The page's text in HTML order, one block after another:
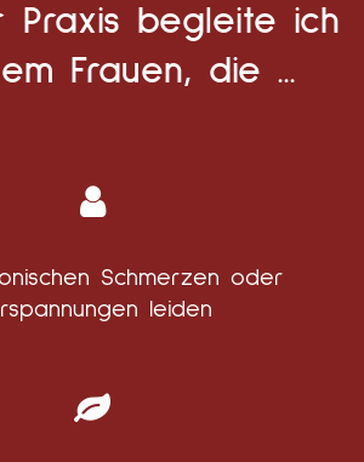
Praxis begleite ich
Frauen, die ...
Schmerzen oder
leiden